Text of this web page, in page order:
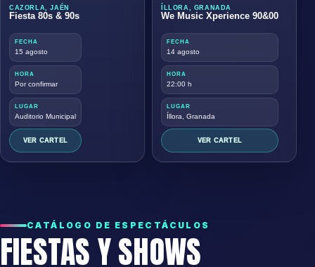
CAZORLA, JAÉN
Fiesta 80s & 90s
FECHA
15 agosto
HORA
Por confirmar
LUGAR
Auditorio Municipal
VER CARTEL
ÍLLORA, GRANADA
We Music Xperience 90&00
FECHA
14 agosto
HORA
22:00 h
LUGAR
Íllora, Granada
VER CARTEL
CATÁLOGO DE ESPECTÁCULOS
FIESTAS Y SHOWS